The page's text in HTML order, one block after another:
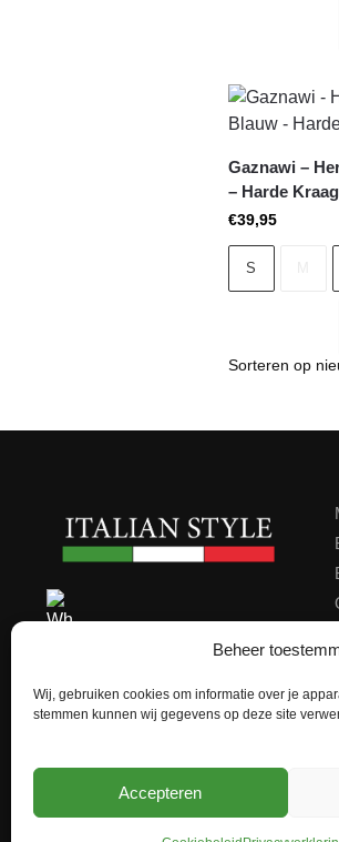
Beheer
Wij, gebruiken cookies om informatie over je
stemmen kunnen wij gegevens op deze site
Accepteren
Gaznawi –
– Harde
€39,95
S
★★★★★ Google score 4,9